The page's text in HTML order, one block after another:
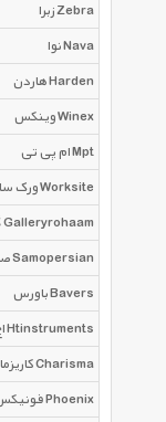
زبرا Zebra
نوا Nava
هاردن Harden
وینکس Winex
ام پی تی Mpt
ورک سایت Worksite
گالری روهام Galleryrohaam
صامو پرشین Samopersian
باورس Bavers
اچ تی اینسترومنتس Htinstruments
کاریزما Charisma
فونیکس Phoenix